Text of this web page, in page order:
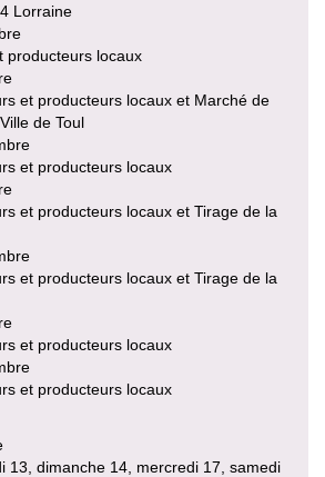
Lorraine
producteurs locaux
et producteurs locaux et Marché de
de Toul
et producteurs locaux
et producteurs locaux et Tirage de la
et producteurs locaux et Tirage de la
et producteurs locaux
et producteurs locaux
13, dimanche 14, mercredi 17, samedi